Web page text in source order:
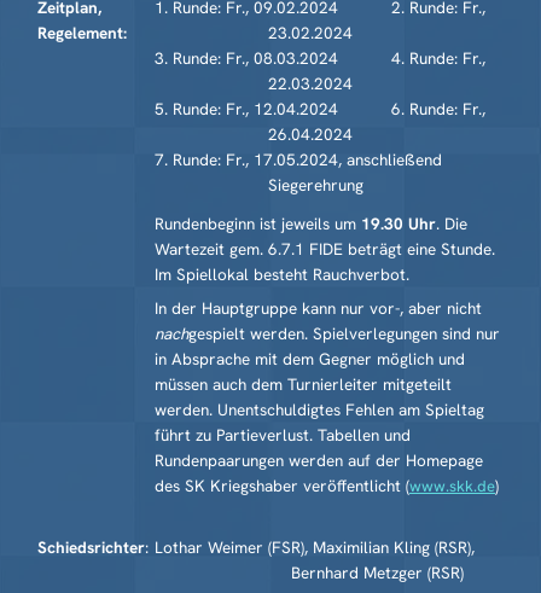
Zeitplan,
Regelement:
1. Runde: Fr., 09.02.2024 2. Runde: Fr.,
23.02.2024
3. Runde: Fr., 08.03.2024 4. Runde: Fr.,
22.03.2024
5. Runde: Fr., 12.04.2024 6. Runde: Fr.,
26.04.2024
7. Runde: Fr., 17.05.2024, anschließend
Siegerehrung
Rundenbeginn ist jeweils um 19.30 Uhr. Die
Wartezeit gem. 6.7.1 FIDE beträgt eine Stunde.
Im Spiellokal besteht Rauchverbot.
In der Hauptgruppe kann nur vor-, aber nicht
nachgespielt werden. Spiel­verlegungen sind nur
in Absprache mit dem Gegner möglich und
müssen auch dem Turnierleiter mit­geteilt
werden. Unentschuldigtes Fehlen am Spieltag
führt zu Partie­verlust. Tabellen und
Rundenpaarungen werden auf der Homepage
des SK Kriegshaber veröffentlicht (www.skk.de)
Schiedsrichter: Lothar Weimer (FSR), Maximilian Kling (RSR),
Bernhard Metzger (RSR)